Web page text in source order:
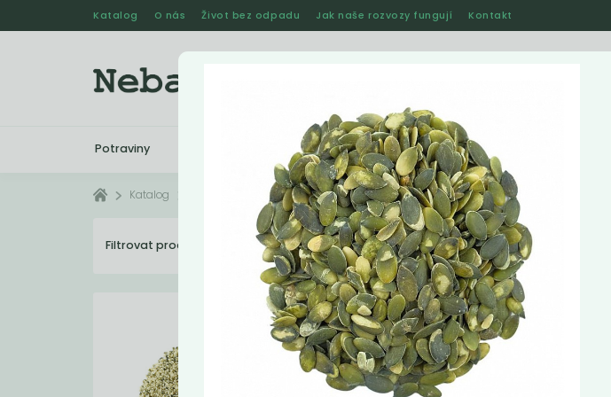
Katalog O nás Život bez odpadu Jak naše rozvozy fungují Kontakt
Potraviny Kosmetika Ostatní
Katalog Semínka
Filtrovat produkty 10 Doporučené Nejlevnější